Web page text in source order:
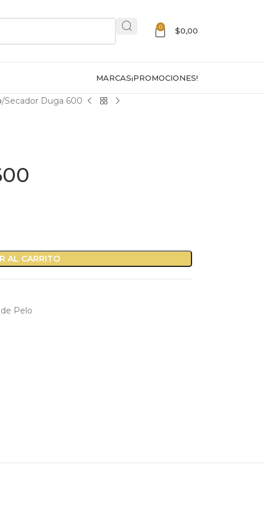
0 $0,00
MARCAS¡PROMOCIONES!
Secador Duga 600
AL CARRITO
Pelo